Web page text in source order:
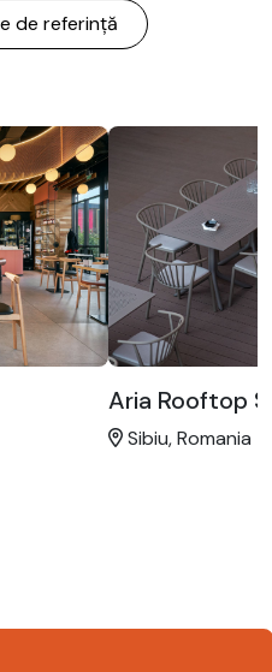
de referință
Aria Rooftop
Sibiu, Romania